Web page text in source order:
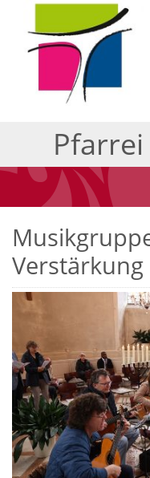
Verstärkung